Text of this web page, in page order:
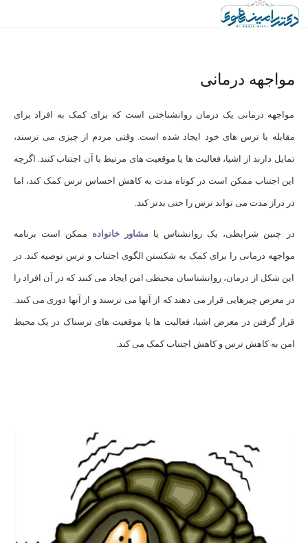
مواجهه درمانی
مواجهه درمانی یک درمان روانشناختی است که برای کمک به افراد برای
مقابله با ترس های خود ایجاد شده است. وقتی مردم از چیزی می ترسند،
تمایل دارند از اشیا، فعالیت ها یا موقعیت های مرتبط با آن اجتناب کنند. اگرچه
این اجتناب ممکن است در کوتاه مدت به کاهش احساس ترس کمک کند، اما
در دراز مدت می تواند ترس را حتی بدتر کند.
در چنین شرایطی، یک روانشناس یامشاور خانواده ممکن است برنامه
مواجهه درمانی را برای کمک به شکستن الگوی اجتناب و ترس توصیه کند. در
این شکل از درمان، روانشناسان محیطی امن ایجاد می کنند که در آن افراد را
در معرض چیزهایی قرار می دهند که از آنها می ترسند و از آنها دوری می کنند.
قرار گرفتن در معرض اشیا، فعالیت ها یا موقعیت های ترسناک در یک محیط
امن به کاهش ترس و کاهش اجتناب کمک می کند.